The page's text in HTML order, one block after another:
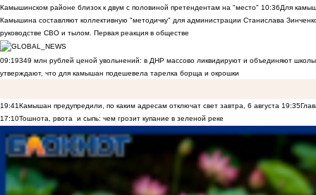
Камышинском районе близок к двум с половиной претендентам на "место" 10:36Для
Камышина составляют коллективную "методичку" для администрации Станислава
руководстве СВО и тылом. Первая реакция в обществе
09:19349 млн рублей ценой увольнений: в ДНР массово ликвидируют и объединяют
утверждают, что для камышан подешевела тарелка борща и окрошки
19:41Камышан предупредили, по каким адресам отключат свет завтра, 6 августа 19:35
17:10Тошнота, рвота и сыпь: чем грозит купание в зеленой реке